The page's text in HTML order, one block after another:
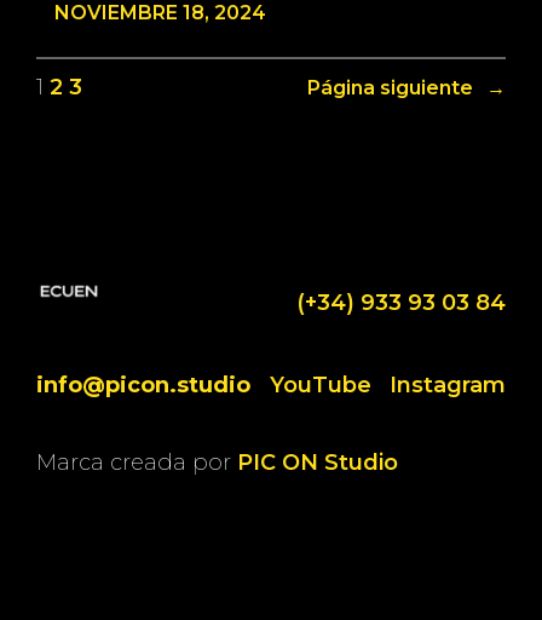
NOVIEMBRE 18, 2024
1 2 3 Página siguiente →
(+34) 933 93 03 84
info@picon.studio YouTube Instagram
Marca creada por PIC ON Studio